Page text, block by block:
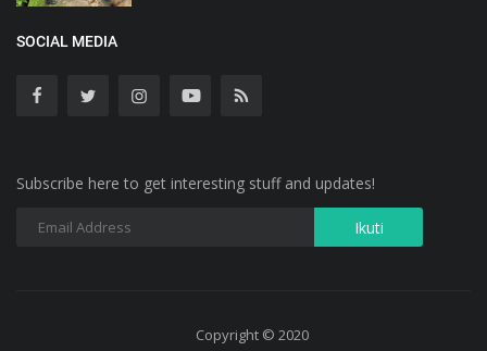
SOCIAL MEDIA
Subscribe here to get interesting stuff and updates!
Copyright © 2020